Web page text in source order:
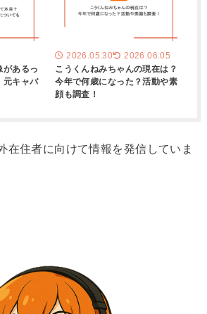
があるっ
元キャバ
2026.05.30 2026.06.05
こうくんねみちゃんの現在は？
今年で何歳になった？活動や素
顔も調査！
在住者に向けて情報を発信していま